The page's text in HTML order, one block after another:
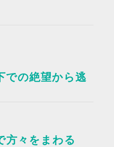
での絶望から逃
方々をまわる